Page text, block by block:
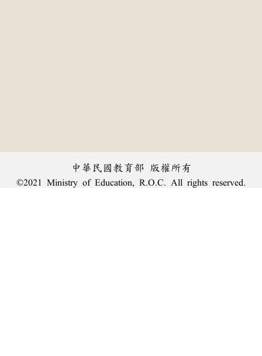
中華民國教育部 版權所有
©2021 Ministry of Education, R.O.C. All rights reserved.